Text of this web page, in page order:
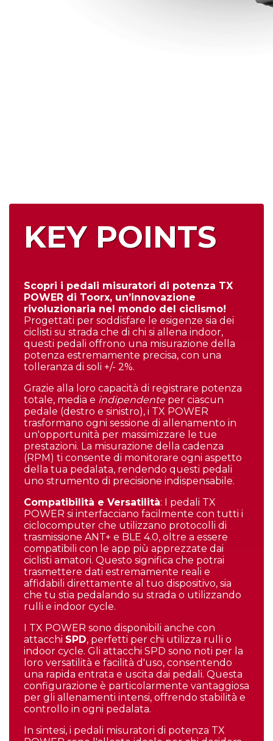
KEY POINTS
Scopri i pedali misuratori di potenza TX
POWER di Toorx, un’innovazione
rivoluzionaria nel mondo del ciclismo!
Progettati per soddisfare le esigenze sia dei
ciclisti su strada che di chi si allena indoor,
questi pedali offrono una misurazione della
potenza estremamente precisa, con una
tolleranza di soli +/- 2%.
Grazie alla loro capacità di registrare potenza
totale, media e indipendente per ciascun
pedale (destro e sinistro), i TX POWER
trasformano ogni sessione di allenamento in
un'opportunità per massimizzare le tue
prestazioni. La misurazione della cadenza
(RPM) ti consente di monitorare ogni aspetto
della tua pedalata, rendendo questi pedali
uno strumento di precisione indispensabile.
Compatibilità e Versatilità: I pedali TX
POWER si interfacciano facilmente con tutti i
ciclocomputer che utilizzano protocolli di
trasmissione ANT+ e BLE 4.0, oltre a essere
compatibili con le app più apprezzate dai
ciclisti amatori. Questo significa che potrai
trasmettere dati estremamente reali e
affidabili direttamente al tuo dispositivo, sia
che tu stia pedalando su strada o utilizzando
rulli e indoor cycle.
I TX POWER sono disponibili anche con
attacchi SPD, perfetti per chi utilizza rulli o
indoor cycle. Gli attacchi SPD sono noti per la
loro versatilità e facilità d'uso, consentendo
una rapida entrata e uscita dai pedali. Questa
configurazione è particolarmente vantaggiosa
per gli allenamenti intensi, offrendo stabilità e
controllo in ogni pedalata.
In sintesi, i pedali misuratori di potenza TX